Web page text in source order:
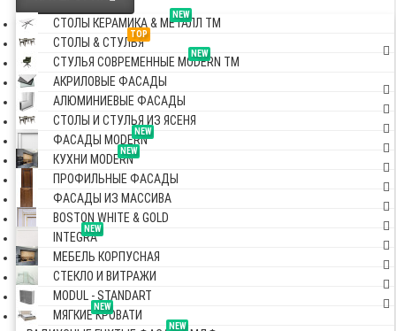
NEW
СТОЛЫ КЕРАМИКА & МЕТАЛЛ TM
TOP
СТОЛЫ & СТУЛЬЯ
NEW
СТУЛЬЯ СОВРЕМЕННЫЕ MODERN TM
АКРИЛОВЫЕ ФАСАДЫ
АЛЮМИНИЕВЫЕ ФАСАДЫ
СТОЛЫ И СТУЛЬЯ ИЗ ЯСЕНЯ
NEW
ФАСАДЫ MODERN
NEW
КУХНИ MODERN
ПРОФИЛЬНЫЕ ФАСАДЫ
ФАСАДЫ ИЗ МАССИВА
BOSTON WHITE & GOLD
NEW
INTEGRA
МЕБЕЛЬ КОРПУСНАЯ
СТЕКЛО И ВИТРАЖИ
MODUL - STANDART
NEW
МЯГКИЕ КРОВАТИ
NEW